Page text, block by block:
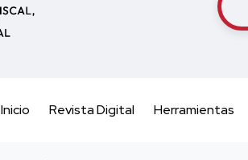
Inicio Revista Digital Herramientas